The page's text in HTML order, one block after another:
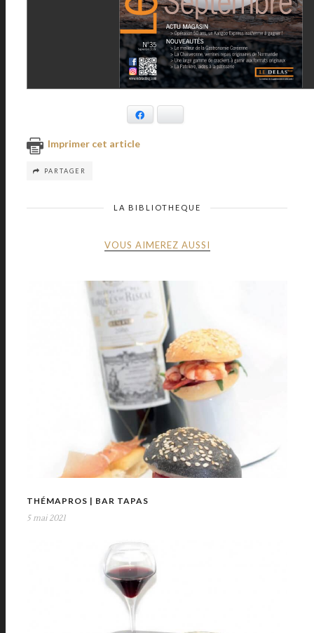
Imprimer cet article
PARTAGER
LA BIBLIOTHEQUE
VOUS AIMEREZ AUSSI
THÉMAPROS | BAR TAPAS
5 mai 2021